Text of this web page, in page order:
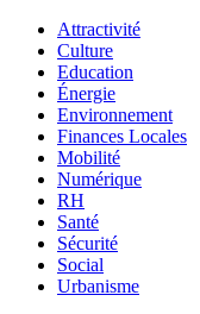
Attractivité
Culture
Education
Énergie
Environnement
Finances Locales
Mobilité
Numérique
RH
Santé
Sécurité
Social
Urbanisme